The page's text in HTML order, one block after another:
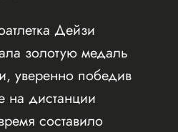
Дейзи
золотую медаль
уверенно победив
на дистанции
составило